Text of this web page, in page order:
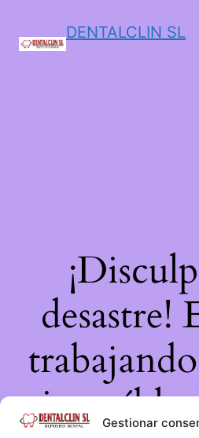
Gestionar
DENTALCLIN SL
desastre!
increíble,